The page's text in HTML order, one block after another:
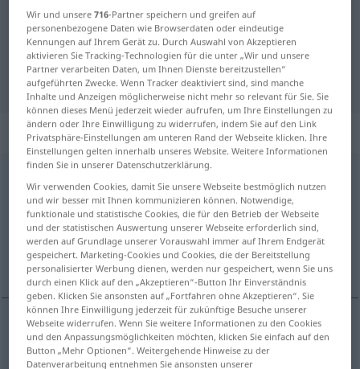
Deutsch-Französisch Übersetzung
für "enorm"
"enorm" Französisch Übersetzung
„enorm“: Adjektiv
enorm
Übersicht aller Übersetzungen
(Für mehr Details die Übersetzung anklicken/antippen)
énorme
énorme enorm
Wir und unsere716-Partner speichern und greifen auf
personenbezogene Daten wie Browserdaten oder eindeutige
Kennungen auf Ihrem Gerät zu. Durch Auswahl von Akzeptieren
aktivieren Sie Tracking-Technologien für die unter „Wir und unsere
Partner verarbeiten Daten, um Ihnen Dienste bereitzustellen“
aufgeführten Zwecke. Wenn Tracker deaktiviert sind, sind manche
Inhalte und Anzeigen möglicherweise nicht mehr so relevant für Sie. Sie
können dieses Menü jederzeit wieder aufrufen, um Ihre Einstellungen zu
ändern oder Ihre Einwilligung zu widerrufen, indem Sie auf den Link
Privatsphäre-Einstellungen am unteren Rand der Webseite klicken. Ihre
Einstellungen gelten innerhalb unseres Website. Weitere Informationen
finden Sie in unserer Datenschutzerklärung.
Wir verwenden Cookies, damit Sie unsere Webseite bestmöglich nutzen
und wir besser mit Ihnen kommunizieren können. Notwendige,
funktionale und statistische Cookies, die für den Betrieb der Webseite
und der statistischen Auswertung unserer Webseite erforderlich sind,
werden auf Grundlage unserer Vorauswahl immer auf Ihrem Endgerät
gespeichert. Marketing-Cookies und Cookies, die der Bereitstellung
personalisierter Werbung dienen, werden nur gespeichert, wenn Sie uns
durch einen Klick auf den „Akzeptieren“-Button Ihr Einverständnis
geben. Klicken Sie ansonsten auf „Fortfahren ohne Akzeptieren“. Sie
können Ihre Einwilligung jederzeit für zukünftige Besuche unserer
Webseite widerrufen. Wenn Sie weitere Informationen zu den Cookies
und den Anpassungsmöglichkeiten möchten, klicken Sie einfach auf den
Button „Mehr Optionen“. Weitergehende Hinweise zu der
Datenverarbeitung entnehmen Sie ansonsten unserer